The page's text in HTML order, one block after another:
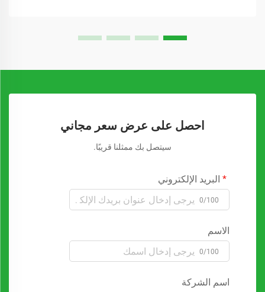
احصل على عرض سعر مجاني
سيتصل بك ممثلنا قريبًا.
البريد الإلكتروني
0/100
الاسم
0/100
اسم الشركة